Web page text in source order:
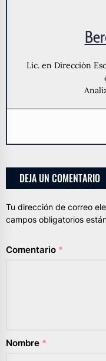
Lic. en Dirección
DEJA UN COMENTARIO
Tu dirección de correo
campos obligatorios
Comentario *
Nombre *